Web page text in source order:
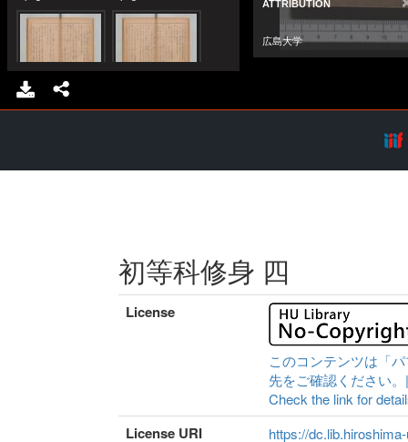
初等科修身 四
License
このコンテンツは「
先をご確認ください
Check the link for
License URI https://